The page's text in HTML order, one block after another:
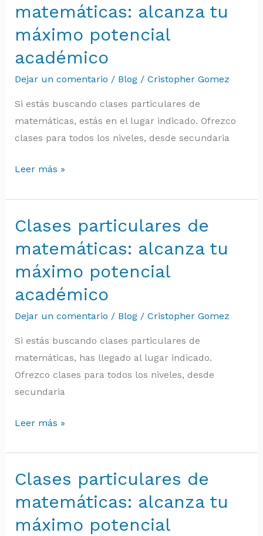
matemáticas: alcanza tu
máximo potencial
académico
Dejar un comentario / Blog/ Cristopher Gomez
Si estás buscando clases particulares de
matemáticas, estás en el lugar indicado. Ofrezco
clases para todos los niveles, desde secundaria
de
matemáticas:
alcanza
máximo
potencial
académico
Leer más »
Clases particulares de
matemáticas: alcanza tu
máximo potencial
académico
Dejar un comentario / Blog/ Cristopher Gomez
Si estás buscando clases particulares de
matemáticas, has llegado al lugar indicado.
Ofrezco clases para todos los niveles, desde
secundaria
Clases
de
matemáticas:
alcanza
máximo
potencial
académico
Leer más »
Clases particulares de
matemáticas: alcanza tu
máximo potencial
Clases
de
matemáticas: